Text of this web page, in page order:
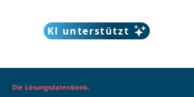
KI unterstützt
Die Lösungsdatenbank.